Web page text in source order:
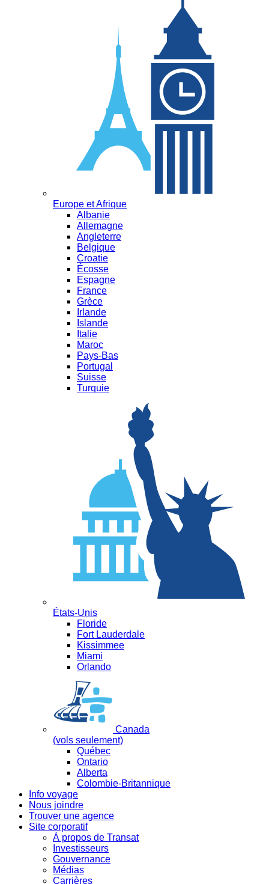
Europe et Afrique
Albanie
Allemagne
Angleterre
Belgique
Croatie
Écosse
Espagne
France
Grèce
Irlande
Islande
Italie
Maroc
Pays-Bas
Portugal
Suisse
Turquie
États-Unis
Floride
Fort Lauderdale
Kissimmee
Miami
Orlando
Canada
(vols seulement)
Québec
Ontario
Alberta
Colombie-Britannique
Info voyage
Nous joindre
Trouver une agence
Site corporatif
À propos de Transat
Investisseurs
Gouvernance
Médias
Carrières